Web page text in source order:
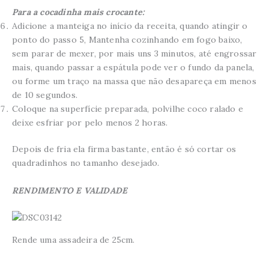
Para a cocadinha mais crocante:
Adicione a manteiga no início da receita, quando atingir o
ponto do passo 5, Mantenha cozinhando em fogo baixo,
sem parar de mexer, por mais uns 3 minutos, até engrossar
mais, quando passar a espátula pode ver o fundo da panela,
ou forme um traço na massa que não desapareça em menos
de 10 segundos.
Coloque na superfície preparada, polvilhe coco ralado e
deixe esfriar por pelo menos 2 horas.
Depois de fria ela firma bastante, então é só cortar os
quadradinhos no tamanho desejado.
RENDIMENTO E VALIDADE
Rende uma assadeira de 25cm.